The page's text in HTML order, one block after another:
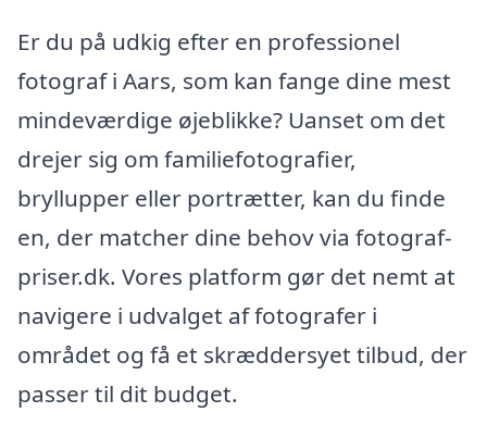
Er du på udkig efter en professionel
fotograf i Aars, som kan fange dine mest
mindeværdige øjeblikke? Uanset om det
drejer sig om familiefotografier,
bryllupper eller portrætter, kan du finde
en, der matcher dine behov via fotograf-
priser.dk. Vores platform gør det nemt at
navigere i udvalget af fotografer i
området og få et skræddersyet tilbud, der
passer til dit budget.